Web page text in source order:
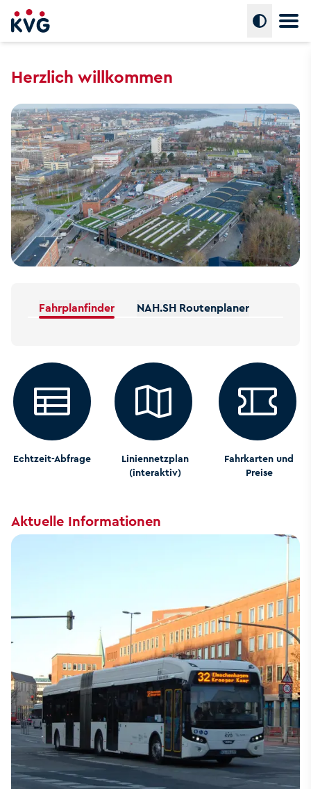
Herzlich willkommen
Fahrplanfinder NAH.SH Routenplaner
Echtzeit-Abfrage
Liniennetzplan
(interaktiv)
Fahrkarten und
Preise
Aktuelle Informationen